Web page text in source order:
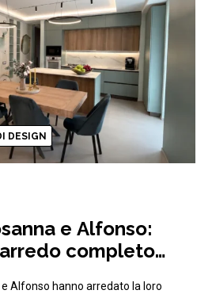
DESIGN
e Alfonso:
completo
Alfonso hanno arredato la loro